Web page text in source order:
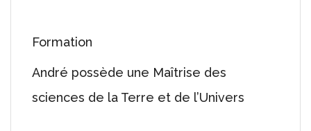
Formation
André possède une Maîtrise des
sciences de la Terre et de l’Univers